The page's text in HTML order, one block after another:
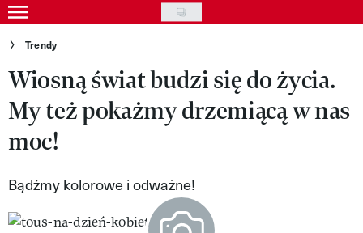
Skip
to
content
Gwiazdy
Ludzie
Moda
Uroda
Styl życia
Kultura
Trendy
Wiosną świat budzi się do życia.
My też pokażmy drzemiącą w nas
moc!
Bądźmy kolorowe i odważne!